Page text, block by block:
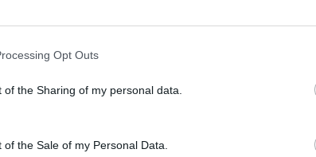
Opt Outs
of the Sharing of my personal data.
the Sale of my Personal Data.
08/2026
| ΑΘΗΝΑ - ΑΤΤΙΚΗ